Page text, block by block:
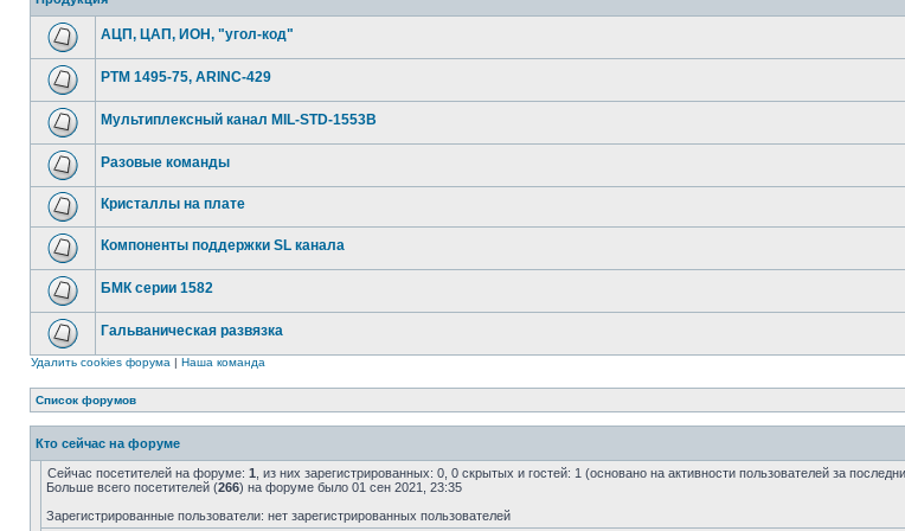
АЦП, ЦАП, ИОН, "угол-код"
РТМ 1495-75, ARINC-429
Мультиплексный канал MIL-STD-1553B
Разовые команды
Кристаллы на плате
Компоненты поддержки SL канала
БМК серии 1582
Гальваническая развязка
Удалить cookies форума | Наша команда
Список форумов
Кто сейчас на форуме
Сейчас посетителей на форуме: 1 , из них зарегистрированных: 0, 0 скрытых и гостей: 1 (основано на активности пользователей за
Больше всего посетителей (266) на форуме было 01 сен 2021, 23:35
Зарегистрированные пользователи: нет зарегистрированных пользователей